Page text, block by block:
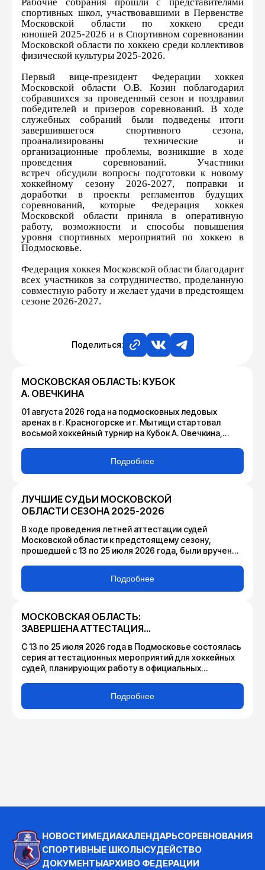
спортивных школ, участвовавшими в Первенстве
Московской области по хоккею среди
юношей 2025-2026 и в Спортивном соревновании
Московской области по хоккею среди коллективов
физической культуры 2025-2026.
Первый вице-президент Федерации хоккея
Московской области О.В. Козин поблагодарил
собравшихся за проведенный сезон и поздравил
победителей и призеров соревнований. В ходе
служебных собраний были подведены итоги
завершившегося спортивного сезона,
проанализированы технические и
организационные проблемы, возникшие в ходе
проведения соревнований. Участники
встреч обсудили вопросы подготовки к новому
хоккейному сезону 2026-2027, поправки и
доработки в проекты регламентов будущих
соревнований, которые Федерация хоккея
Московской области приняла в оперативную
работу, возможности и способы повышения
уровня спортивных мероприятий по хоккею в
Подмосковье.
Федерация хоккея Московской области благодарит
всех участников за сотрудничество, проделанную
совместную работу и желает удачи в предстоящем
сезоне 2026-2027.
Поделиться:
МОСКОВСКАЯ ОБЛАСТЬ: КУБОК
А. ОВЕЧКИНА
01 августа 2026 года на подмосковных ледовых
аренах в г. Красногорске и г. Мытищи стартовал
восьмой хоккейный турнир на Кубок А. Овечкина,
культуры и спорта Московской области и ГАУ МО
«Дирекция по организации и проведению
спортивных мероприятий» при содействии
хоккея России.
Подробнее
ЛУЧШИЕ СУДЬИ МОСКОВСКОЙ
ОБЛАСТИ СЕЗОНА 2025-2026
В ходе проведения летней аттестации судей
Московской области к предстоящему сезону,
прошедшей с 13 по 25 июля 2026 года, были вручены
лучшими в своих амплуа по итогам сезона 2025-2026.
Подробнее
МОСКОВСКАЯ ОБЛАСТЬ:
ЗАВЕРШЕНА АТТЕСТАЦИЯ
С 13 по 25 июля 2026 года в Подмосковье состоялась
серия аттестационных мероприятий для хоккейных
судей, планирующих работу в официальных
Московской области в сезоне 2026-2027.
Подробнее
НОВОСТИМЕДИАКАЛЕНДАРЬСОРЕВНОВАНИЯ
СПОРТИВНЫЕ ШКОЛЫСУДЕЙСТВО
ДОКУМЕНТЫАРХИВО ФЕДЕРАЦИИ